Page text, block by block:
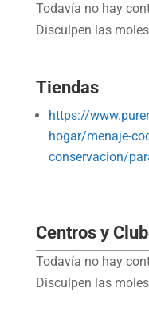
Todavía no hay
Disculpen las
Tiendas
https://
hogar/menaje-
conservacion/
Centros y
Todavía no hay
Disculpen las